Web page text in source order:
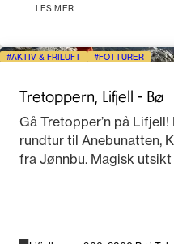
LES MER
AKTIV & FRILUFT FOTTURER
Tretoppern, Lifjell - Bø
Gå Tretopper’n på
rundtur til Anebunatten,
fra Jønnbu. Magisk